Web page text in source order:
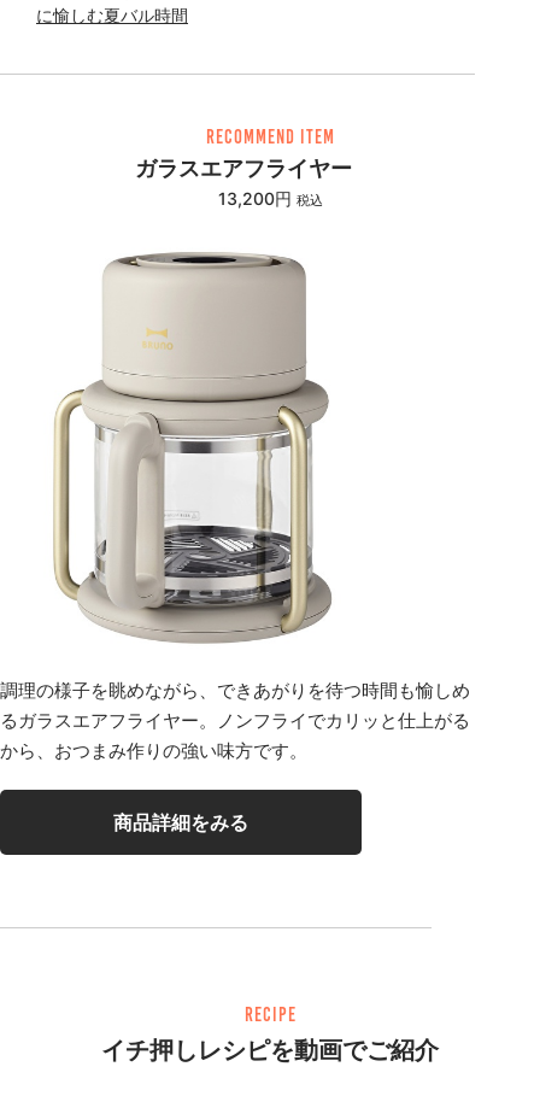
に愉しむ夏バル時間
RECOMMEND ITEM
ガラスエアフライヤー
13,200円 税込
調理の様子を眺めながら、できあがりを待つ時間も愉しめ
るガラスエアフライヤー。ノンフライでカリッと仕上がる
から、おつまみ作りの強い味方です。
商品詳細をみる
RECIPE
イチ押しレシピを動画でご紹介